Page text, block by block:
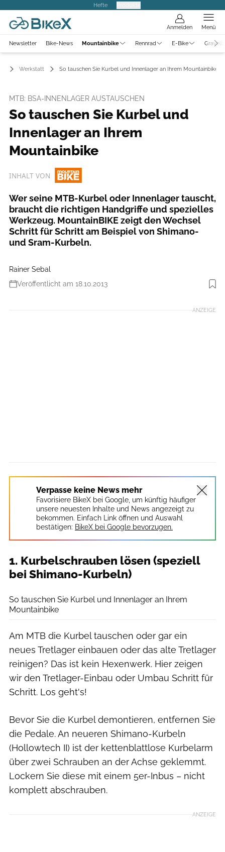
Hefte
Anmelden Menü
Newsletter Bike-News Mountainbike Rennrad E-Bike
Werkstatt So tauschen Sie Kurbel und Innenlager an Ihrem Mountainbike
MTB: BSA-INNENLAGER AUSTAUSCHEN
So tauschen Sie Kurbel und
Innenlager an Ihrem
Mountainbike
INHALT VON
Wer seine MTB-Kurbel oder Innenlager tauscht,
braucht die richtigen Handgriffe und spezielles
Werkzeug. MountainBIKE zeigt den Wechsel
Schritt für Schritt am Beispiel von Shimano-
und Sram-Kurbeln.
Rainer Sebal
Veröffentlicht am 18.10.2013
Foto: Benjamin Hahn
ANZEIGE
Verpasse keine News mehr
Favorisiere BikeX bei Google, um künftig häufiger
unsere neuesten Inhalte und News angezeigt zu
bekommen. Einfach Link öffnen und Auswahl
bestätigen: BikeX bei Google bevorzugen.
1. Kurbelschrauben lösen (speziell
bei Shimano-Kurbeln)
So tauschen Sie Kurbel und Innenlager an Ihrem
Mountainbike
Am MTB die Kurbel tauschen oder gar ein
neues Tretlager einbauen oder das alte Tretlager
reinigen? Das ist kein Hexenwerk. Hier zeigen
wir den Tretlager-Einbau oder Umbau Schritt für
Schritt. Los geht's!
Bevor Sie die Kurbel demontieren, entfernen Sie
die Pedale. An neueren Shimano-Kurbeln
(Hollowtech II) ist der kettenblattlose Kurbelarm
über zwei Schrauben an der Achse geklemmt.
Lockern Sie diese mit einem 5er-Inbus – nicht
komplett abschrauben.
ANZEIGE